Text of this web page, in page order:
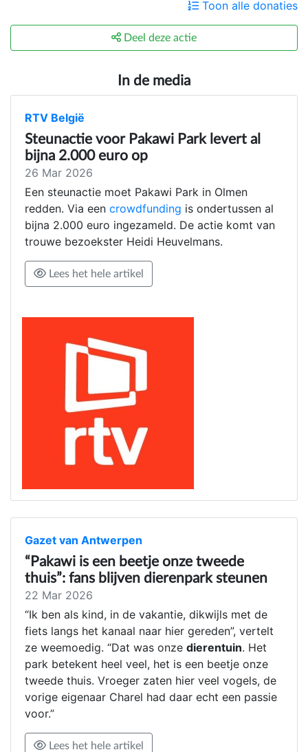
Toon alle donaties
Deel deze actie
In de media
RTV België
Steunactie voor Pakawi Park levert al
bijna 2.000 euro op
26 Mar 2026
Een steunactie moet Pakawi Park in Olmen
redden. Via een crowdfunding is ondertussen al
bijna 2.000 euro ingezameld. De actie komt van
trouwe bezoekster Heidi Heuvelmans.
Lees het hele artikel
Gazet van Antwerpen
“Pakawi is een beetje onze tweede
thuis”: fans blijven dierenpark steunen
22 Mar 2026
“Ik ben als kind, in de vakantie, dikwijls met de
fiets langs het kanaal naar hier gereden”, vertelt
ze weemoedig. “Dat was onze dierentuin. Het
park betekent heel veel, het is een beetje onze
tweede thuis. Vroeger zaten hier veel vogels, de
vorige eigenaar Charel had daar echt een passie
voor.”
Lees het hele artikel